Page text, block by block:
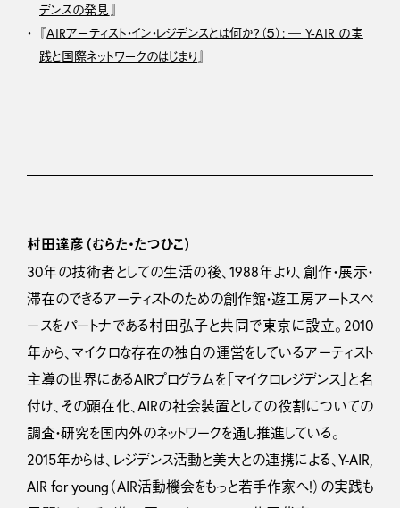
デンスの発見 』
『AIRアーティスト・イン・レジデンスとは何か？（５）: ― Y-AIR の実
践と国際ネットワークのはじまり 』
村田達彦（むらた・たつひこ）
30年の技術者としての生活の後、1988年より、創作・展示・
滞在のできるアーティストのための創作館・遊工房アートスペ
ースをパートナである村田弘子と共同で東京に設立。2010
年から、マイクロな存在の独自の運営をしているアーティスト
主導の世界にあるAIRプログラムを「マイクロレジデンス」と名
付け、その顕在化、AIRの社会装置としての役割についての
調査・研究を国内外のネットワークを通し推進している。
2015年からは、レジデンス活動と美大との連携による、Y-AIR,
AIR for young（AIR活動機会をもっと若手作家へ！）の実践も